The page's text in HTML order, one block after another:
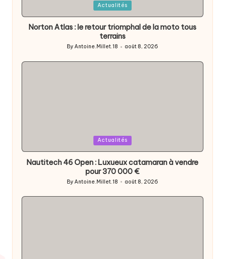
in
Actualités
Norton Atlas : le retour triomphal de la moto tous
terrains
Posted
ByAntoine.Millet.18 août 8, 2026
in
Actualités
Nautitech 46 Open : Luxueux catamaran à vendre
pour 370 000 €
Posted
by
ByAntoine.Millet.18 août 8, 2026